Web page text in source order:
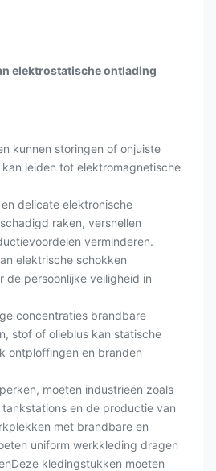
elektrostatische ontlading
kunnen storingen of onjuiste
leiden tot elektromagnetische
delicate elektronische
raken, versnellen
verminderen.
elektrische schokken
de persoonlijke veiligheid in
concentraties brandbare
stof of olieblus kan statische
ontploffingen en branden
moeten industrieën zoals
en de productie van
met brandbare en
uniform werkkleding dragen
kledingstukken moeten